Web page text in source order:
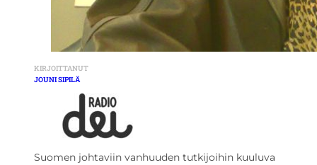
KIRJOITTANUT
JOUNI SIPILÄ
Suomen johtaviin vanhuuden tutkijoihin kuuluva